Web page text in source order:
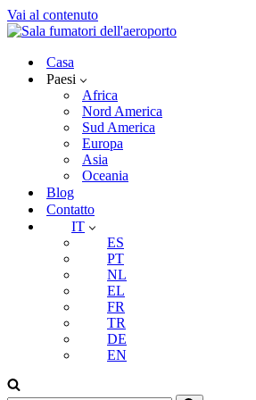
Vai al contenuto
Casa
Paesi
Africa
Nord America
Sud America
Europa
Asia
Oceania
Blog
Contatto
IT
ES
PT
NL
EL
FR
TR
DE
EN